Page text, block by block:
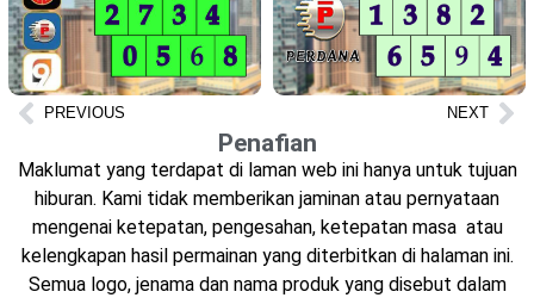
PREVIOUS NEXT
Penafian
Maklumat yang terdapat di laman web ini hanya untuk tujuan
hiburan. Kami tidak memberikan jaminan atau pernyataan
mengenai ketepatan, pengesahan, ketepatan masa atau
kelengkapan hasil permainan yang diterbitkan di halaman ini.
Semua logo, jenama dan nama produk yang disebut dalam